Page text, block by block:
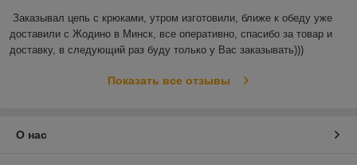
Заказывал цепь с крюками, утром изготовили, ближе к обеду уже
доставили с Жодино в Минск, все оперативно, спасибо за товар и
доставку, в следующий раз буду только у Вас заказывать)))
Показать все отзывы
О нас